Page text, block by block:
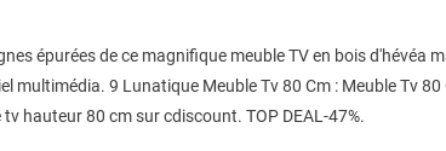
épurées de ce magnifique meuble TV en bois d'hévéa
9 Lunatique Meuble Tv 80 Cm : Meuble Tv 80
hauteur 80 cm sur cdiscount. TOP DEAL-47%.